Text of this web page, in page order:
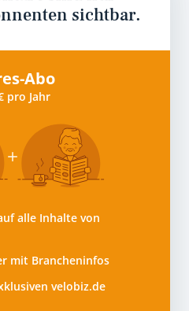
sichtbar.
Abo
pro Jahr
alle Inhalte von
mit Brancheninfos
velobiz.de